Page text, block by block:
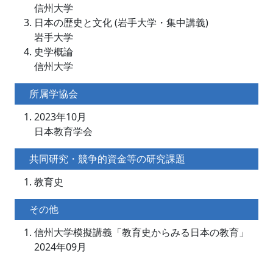
信州大学
日本の歴史と文化 (岩手大学・集中講義)
岩手大学
史学概論
信州大学
所属学協会
2023年10月
日本教育学会
共同研究・競争的資金等の研究課題
教育史
その他
信州大学模擬講義「教育史からみる日本の教育」
2024年09月